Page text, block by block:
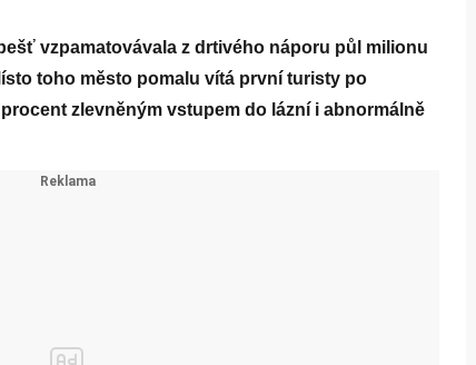
vzpamatovávala z drtivého náporu půl milionu
toho město pomalu vítá první turisty po
zlevněným vstupem do lázní i abnormálně